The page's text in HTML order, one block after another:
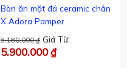
Bàn ăn mặt đá ceramic chân
X Adora Pamper
8.180.000₫ Giá Từ:
5.900.000₫